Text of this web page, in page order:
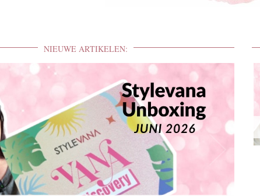
NIEUWE ARTIKELEN: